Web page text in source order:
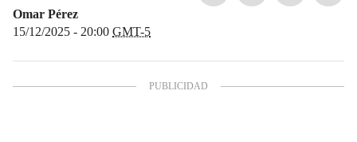
Omar Pérez
15/12/2025 - 20:00 GMT-5